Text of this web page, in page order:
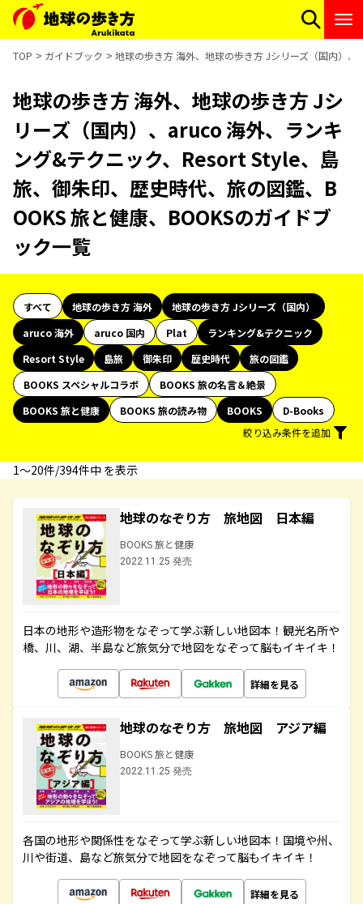
TOP ガイドブック 地球の歩き方 海外、地球の歩き方 Jシリーズ（国内）
地球の歩き方 海外、地球の歩き方 Jシ
リーズ（国内）、aruco 海外、ランキ
ング&テクニック、Resort Style、島
旅、御朱印、歴史時代、旅の図鑑、B
OOKS 旅と健康、BOOKSのガイドブ
ック一覧
すべて 地球の歩き方 海外
地球の歩き方 Jシリーズ（国内）
aruco 海外
aruco 国内 Plat
ランキング&テクニック
Resort Style
島旅 御朱印 歴史時代
旅の図鑑
BOOKS スペシャルコラボ
BOOKS 旅の名言＆絶景
BOOKS 旅と健康
BOOKS 旅の読み物 BOOKS
D-Books
絞り込み条件を追加
1〜20件/394件中 を表示
地球のなぞり方 旅地図 日本編
BOOKS 旅と健康
2022.11.25 発売
日本の地形や造形物をなぞって学ぶ新しい地図本！観光名所や
橋、川、湖、半島など旅気分で地図をなぞって脳もイキイキ！
詳細を見る
地球のなぞり方 旅地図 アジア編
BOOKS 旅と健康
2022.11.25 発売
各国の地形や関係性をなぞって学ぶ新しい地図本！国境や州、
川や街道、島など旅気分で地図をなぞって脳もイキイキ！
詳細を見る